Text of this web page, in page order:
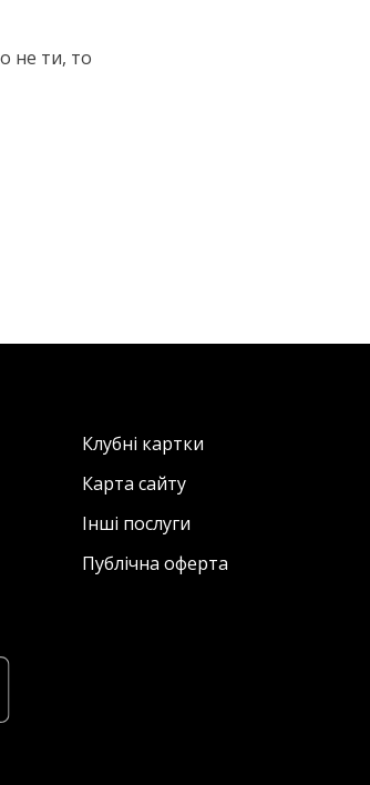
не ти, то
Клубні картки
Карта сайту
Інші послуги
Публічна оферта